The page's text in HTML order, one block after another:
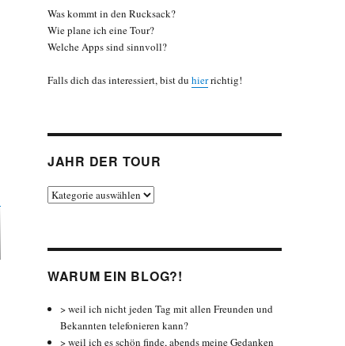
Was kommt in den Rucksack?
Wie plane ich eine Tour?
Welche Apps sind sinnvoll?
Falls dich das interessiert, bist du hierrichtig!
JAHR DER TOUR
Jahr
WARUM EIN BLOG?!
> weil ich nicht jeden Tag mit allen Freunden und
Bekannten telefonieren kann?
> weil ich es schön finde, abends meine Gedanken